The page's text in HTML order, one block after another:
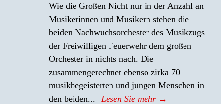
Wie die Großen Nicht nur in der Anzahl an
Musikerinnen und Musikern stehen die
beiden Nachwuchsorchester des Musikzugs
der Freiwilligen Feuerwehr dem großen
Orchester in nichts nach. Die
zusammengerechnet ebenso zirka 70
musikbegeisterten und jungen Menschen in
den beiden...
Lesen Sie mehr →